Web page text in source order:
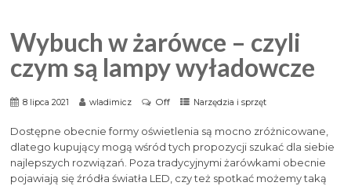
Wybuch w żarówce – czyli
czym są lampy wyładowcze
8 lipca 2021 wladimicz Off Narzędzia i sprzęt
Dostępne obecnie formy oświetlenia są mocno zróżnicowane,
dlatego kupujący mogą wśród tych propozycji szukać dla siebie
najlepszych rozwiązań. Poza tradycyjnymi żarówkami obecnie
pojawiają się źródła światła LED, czy też spotkać możemy taką